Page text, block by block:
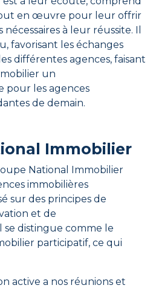
en œuvre pour leur offrir
nécessaires à leur réussite. Il
favorisant les échanges
différentes agences, faisant
un
pour les agences
de demain.
Immobilier
National Immobilier
immobilières
sur des principes de
et de
se distingue comme le
participatif, ce qui
active a nos réunions et